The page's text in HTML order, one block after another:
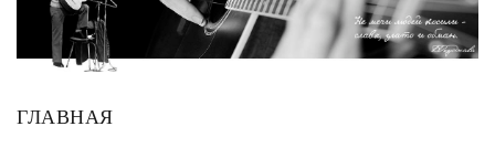
ГЛАВНАЯ